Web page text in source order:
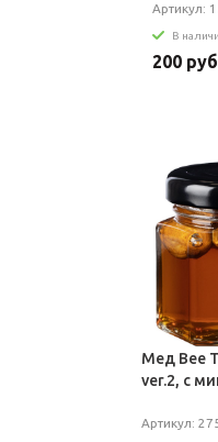
Артикул:
В
200
Мед Bee
ver.2, с
Артикул: